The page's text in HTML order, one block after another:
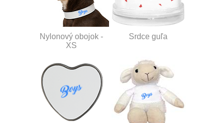
Nylonový obojok -
XS
Srdce guľa